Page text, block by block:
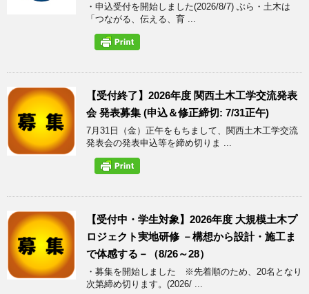
・申込受付を開始しました(2026/8/7) ぶら・土木は
「つながる、伝える、育 ...
【受付終了】2026年度 関西土木工学交流発表
会 発表募集 (申込＆修正締切: 7/31正午)
7月31日（金）正午をもちまして、関西土木工学交流
発表会の発表申込等を締め切りま ...
【受付中・学生対象】2026年度 大規模土木プ
ロジェクト実地研修 －構想から設計・施工ま
で体感する－（8/26～28）
・募集を開始しました ※先着順のため、20名となり
次第締め切ります。(2026/ ...